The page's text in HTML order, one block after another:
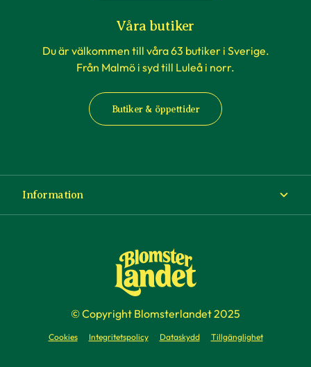
Våra butiker
Du är välkommen till våra 63 butiker i Sverige.
Från Malmö i syd till Luleå i norr.
Butiker & öppettider
Information
Köp- och leveransvillkor
Företag
© Copyright Blomsterlandet 2025
Cookies Integritetspolicy Dataskydd Tillgänglighet